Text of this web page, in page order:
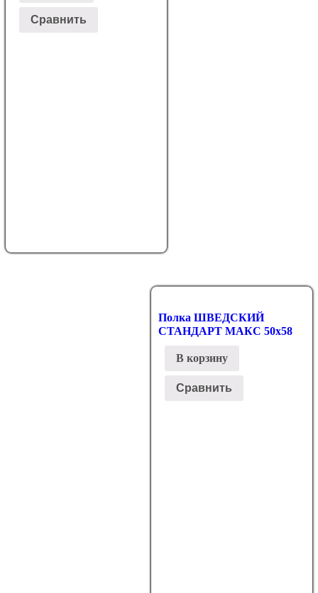
Сравнить
Полка ШВЕДСКИЙ
СТАНДАРТ МАКС 50х58
В корзину
Сравнить